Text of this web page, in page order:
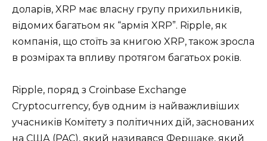
доларів, XRP має власну групу прихильників,
відомих багатьом як “армія XRP”. Ripple, як
компанія, що стоїть за книгою XRP, також зросла
в розмірах та впливу протягом багатьох років.
Ripple, поряд з Croinbase Exchange
Cryptocurrency, був одним із найважливіших
учасників Комітету з політичних дій, заснованих
на США (PAC), який називався Фершаке, який